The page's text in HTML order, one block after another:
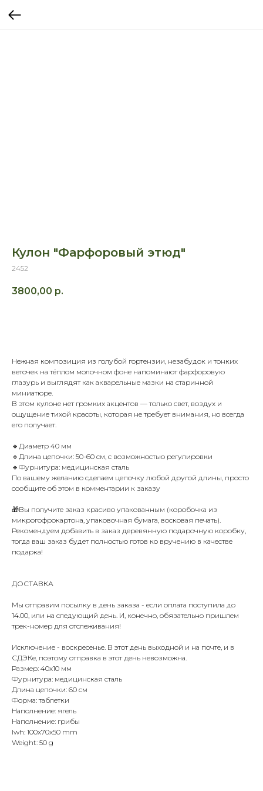
Кулон "Фарфоровый этюд"
2452
3800,00 р.
Нежная композиция из голубой гортензии, незабудок и тонких
веточек на тёплом молочном фоне напоминают фарфоровую
глазурь и выглядят как акварельные мазки на старинной
миниатюре.
В этом кулоне нет громких акцентов — только свет, воздух и
ощущение тихой красоты, которая не требует внимания, но всегда
его получает.
🔹Диаметр 40 мм
🔹Длина цепочки: 50-60 см, с возможностью регулировки
🔹Фурнитура: медицинская сталь
По вашему желанию сделаем цепочку любой другой длины, просто
сообщите об этом в комментарии к заказу
🎁Вы получите заказ красиво упакованным (коробочка из
микрогофрокартона, упаковочная бумага, восковая печать).
Рекомендуем добавить в заказ деревянную подарочную коробку,
тогда ваш заказ будет полностью готов ко вручению в качестве
подарка!
ДОСТАВКА
Мы отправим посылку в день заказа - если оплата поступила до
14.00, или на следующий день. И, конечно, обязательно пришлем
трек-номер для отслеживания!
Исключение - воскресенье. В этот день выходной и на почте, и в
СДЭКе, поэтому отправка в этот день невозможна.
Размер: 40х10 мм
Фурнитура: медицинская сталь
Длина цепочки: 60 см
Форма: таблетки
Наполнение: ягель
Наполнение: грибы
lwh: 100x70x50 mm
Weight: 50 g